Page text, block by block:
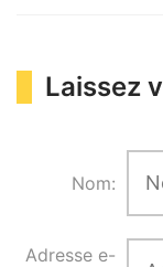
Laissez
Nom:
Adresse e-